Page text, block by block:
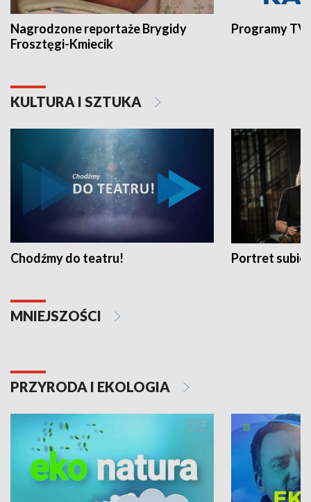
Nagrodzone reportaże Brygidy
Frosztęgi-Kmiecik
Programy
KULTURA I SZTUKA
Chodźmy do teatru! Portret
MNIEJSZOŚCI
PRZYRODA I EKOLOGIA